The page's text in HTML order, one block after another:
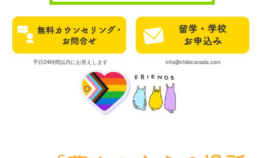
平日24時間以内にお答えします info@chibicanada.com